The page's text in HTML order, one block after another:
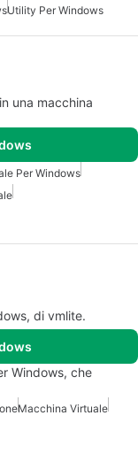
Utility Per Windows
una macchina
Per Windows
di vmlite.
Windows, che
Macchina Virtuale